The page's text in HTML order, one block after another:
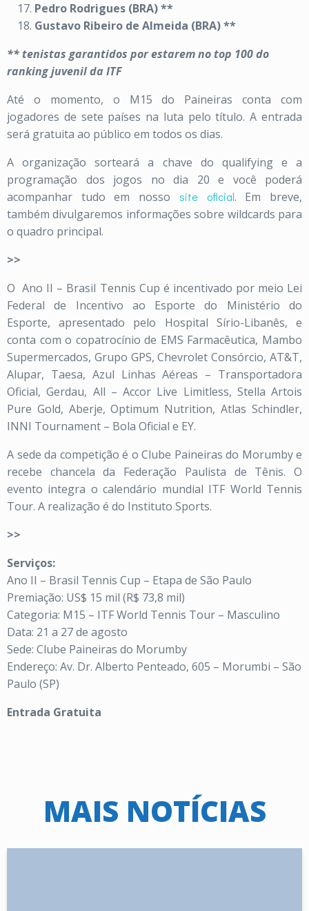
Pedro Rodrigues (BRA) **
Gustavo Ribeiro de Almeida (BRA) **
** tenistas garantidos por estarem no top 100 do
ranking juvenil da ITF
Até o momento, o M15 do Paineiras conta com
jogadores de sete países na luta pelo título. A entrada
será gratuita ao público em todos os dias.
A organização sorteará a chave do qualifying e a
programação dos jogos no dia 20 e você poderá
acompanhar tudo em nosso site oficial. Em breve,
também divulgaremos informações sobre wildcards para
o quadro principal.
>>
O Ano II – Brasil Tennis Cup é incentivado por meio Lei
Federal de Incentivo ao Esporte do Ministério do
Esporte, apresentado pelo Hospital Sírio-Libanês, e
conta com o copatrocínio de EMS Farmacêutica, Mambo
Supermercados, Grupo GPS, Chevrolet Consórcio, AT&T,
Alupar, Taesa, Azul Linhas Aéreas – Transportadora
Oficial, Gerdau, All – Accor Live Limitless, Stella Artois
Pure Gold, Aberje, Optimum Nutrition, Atlas Schindler,
INNI Tournament – Bola Oficial e EY.
A sede da competição é o Clube Paineiras do Morumby e
recebe chancela da Federação Paulista de Tênis. O
evento integra o calendário mundial ITF World Tennis
Tour. A realização é do Instituto Sports.
>>
Serviços:
Ano II – Brasil Tennis Cup – Etapa de São Paulo
Premiação: US$ 15 mil (R$ 73,8 mil)
Categoria: M15 – ITF World Tennis Tour – Masculino
Data: 21 a 27 de agosto
Sede: Clube Paineiras do Morumby
Endereço: Av. Dr. Alberto Penteado, 605 – Morumbi – São
Paulo (SP)
Entrada Gratuita
MAIS NOTÍCIAS